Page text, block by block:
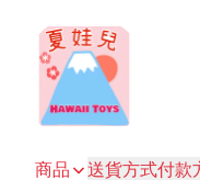
商品 送貨方式付款